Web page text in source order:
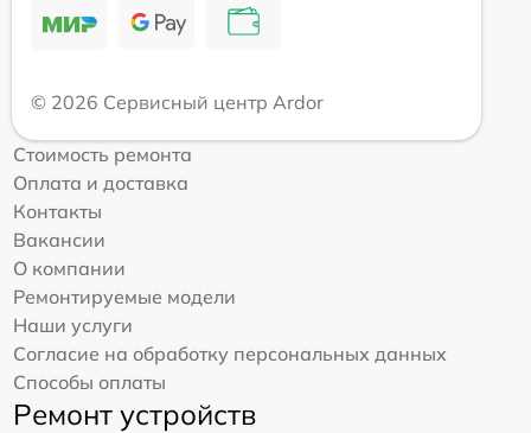
© 2026 Сервисный центр Ardor
Стоимость ремонта
Оплата и доставка
Контакты
Вакансии
О компании
Ремонтируемые модели
Наши услуги
Согласие на обработку персональных данных
Способы оплаты
Ремонт устройств